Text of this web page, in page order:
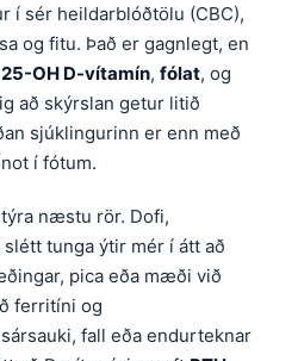
í sér heildarblóðtölu (CBC),
og fitu. Það er gagnlegt, en
25-OH D-vítamín, fólat, og
að skýrslan getur litið
sjúklingurinn er enn með
í fótum.
næstu rör. Dofi,
tunga ýtir mér í átt að
pica eða mæði við
ferritíni og
fall eða endurteknar